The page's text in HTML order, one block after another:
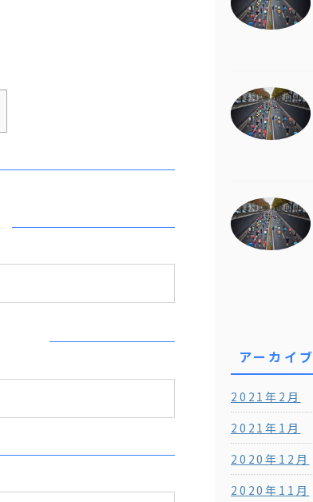
アーカイブ
2021年2月
2021年1月
2020年12月
2020年11月